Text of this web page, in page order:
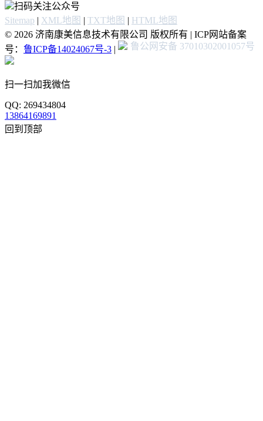
扫码关注公众号
Sitemap | XML地图 | TXT地图 | HTML地图
© 2026 济南康美信息技术有限公司 版权所有 | ICP网站备案
号： 鲁ICP备14024067号-3 | 鲁公网安备 37010302001057号
扫一扫加我微信
QQ: 269434804
13864169891
回到顶部